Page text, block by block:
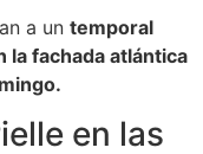
a un temporal
la fachada atlántica
en las